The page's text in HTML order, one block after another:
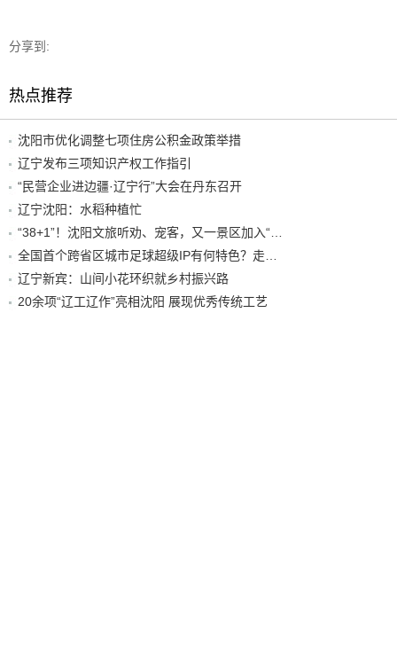
分享到:
热点推荐
沈阳市优化调整七项住房公积金政策举措
辽宁发布三项知识产权工作指引
“民营企业进边疆·辽宁行”大会在丹东召开
辽宁沈阳：水稻种植忙
辽宁新宾：山间小花环织就乡村振兴路
20余项“辽工辽作”亮相沈阳 展现优秀传统工艺